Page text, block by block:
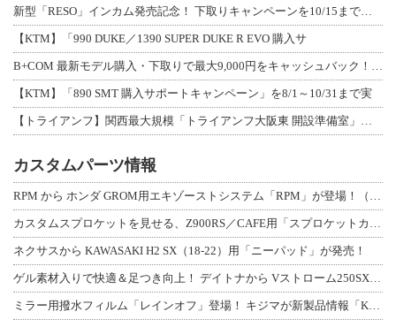
【KTM】「990 DUKE／1390 SUPER DUKE R EVO 購入サ
【KTM】「890 SMT 購入サポートキャンペーン」を8/1～10/31まで実
カスタムパーツ情報
ネクサスから KAWASAKI H2 SX（18-22）用「ニーパッド」が発売！